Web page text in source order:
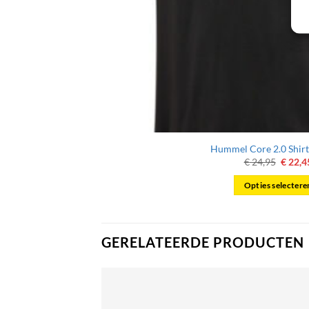
Hummel Core 2.0
€24,95
was:
€
€
Opties
GERELATEERDE PRODUCTEN